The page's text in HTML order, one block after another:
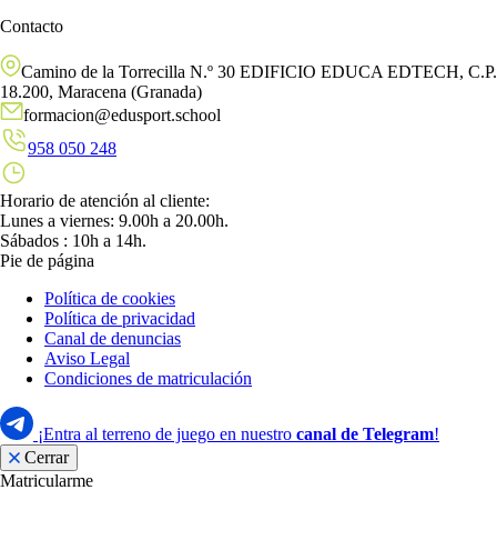
Contacto
Camino de la Torrecilla N.º 30 EDIFICIO EDUCA EDTECH, C.P.
18.200, Maracena (Granada)
formacion@edusport.school
958 050 248
Horario de atención al cliente:
Lunes a viernes: 9.00h a 20.00h.
Sábados : 10h a 14h.
Pie de página
Política de cookies
Política de privacidad
Canal de denuncias
Aviso Legal
Condiciones de matriculación
¡Entra al terreno de juego en nuestro canal de Telegram!
Cerrar
Matricularme